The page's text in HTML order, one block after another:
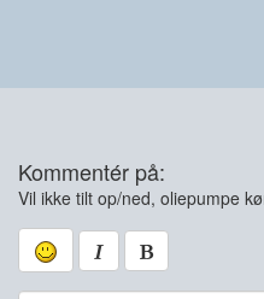
Kommentér på:
Vil ikke tilt op/ned, oliepumpe